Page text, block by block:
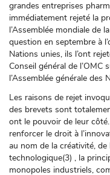
grandes entreprises
immédiatement rejeté la
l’Assemblée mondiale de
question en septembre à
Nations unies, ils l’ont
Conseil général de l’OMC
l’Assemblée générale des
Les raisons de rejet
des brevets sont
ont le pouvoir de leur
renforcer le droit à
au nom de la créativité,
technologique(3) , la
monopoles industriels,